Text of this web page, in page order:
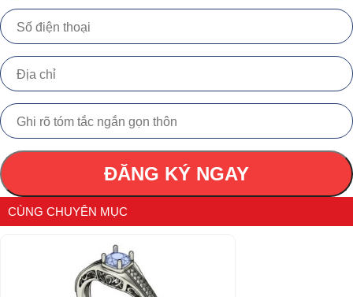
ĐĂNG KÝ NGAY
CÙNG CHUYÊN MỤC